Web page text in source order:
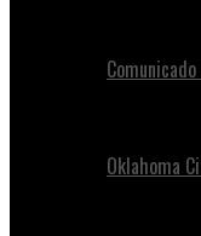
Oklahoma